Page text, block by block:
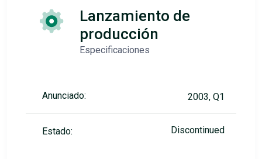
Lanzamiento de
producción
Especificaciones
Anunciado: 2003, Q1
Estado: Discontinued